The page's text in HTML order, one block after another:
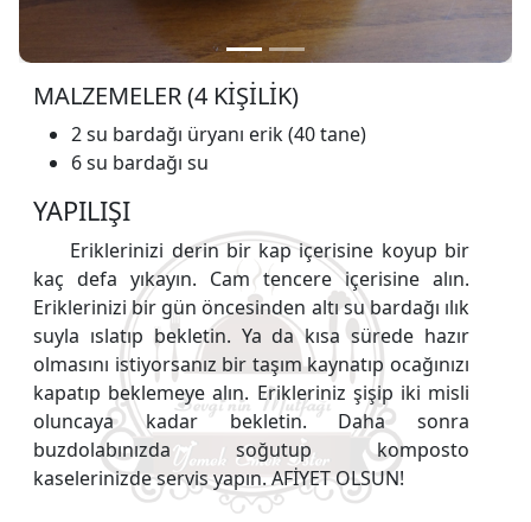
MALZEMELER (4 KİŞİLİK)
2 su bardağı üryanı erik (40 tane)
6 su bardağı su
YAPILIŞI
Eriklerinizi derin bir kap içerisine koyup bir
kaç defa yıkayın. Cam tencere içerisine alın.
Eriklerinizi bir gün öncesinden altı su bardağı ılık
suyla ıslatıp bekletin. Ya da kısa sürede hazır
olmasını istiyorsanız bir taşım kaynatıp ocağınızı
kapatıp beklemeye alın. Erikleriniz şişip iki misli
oluncaya kadar bekletin. Daha sonra
buzdolabınızda soğutup komposto
kaselerinizde servis yapın. AFİYET OLSUN!